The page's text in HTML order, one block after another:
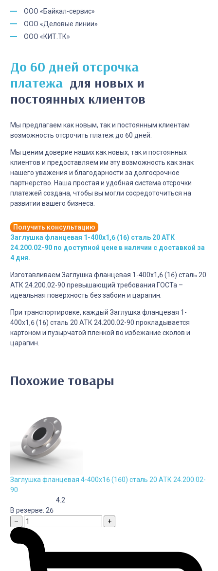
ООО «Байкал-сервис»
ООО «Деловые линии»
ООО «КИТ.ТК»
До 60 дней отсрочка
платежа для новых и
постоянных клиентов
Мы предлагаем как новым, так и постоянным клиентам
возможность отсрочить платеж до 60 дней.
Мы ценим доверие наших как новых, так и постоянных
клиентов и предоставляем им эту возможность как знак
нашего уважения и благодарности за долгосрочное
партнерство. Наша простая и удобная система отсрочки
платежей создана, чтобы вы могли сосредоточиться на
развитии вашего бизнеса.
Получить консультацию
Заглушка фланцевая 1-400х1,6 (16) сталь 20 АТК
24.200.02-90 по доступной цене в наличии с доставкой за
4 дня.
Изготавливаем Заглушка фланцевая 1-400х1,6 (16) сталь 20
АТК 24.200.02-90 превышающий требования ГОСТа –
идеальная поверхность без забоин и царапин.
При транспортировке, каждый Заглушка фланцевая 1-
400х1,6 (16) сталь 20 АТК 24.200.02-90 прокладывается
картоном и пузырчатой пленкой во избежание сколов и
царапин.
Похожие товары
Заглушка фланцевая 4-400х16 (160) сталь 20 АТК 24.200.02-
90
4.2
В резерве: 26
–
+